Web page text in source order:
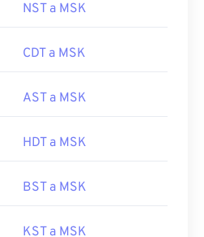
NST a MSK
CDT a MSK
AST a MSK
HDT a MSK
BST a MSK
KST a MSK